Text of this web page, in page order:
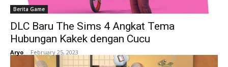
Berita Game
DLC Baru The Sims 4 Angkat Tema
Hubungan Kakek dengan Cucu
Aryo - February 25, 2023